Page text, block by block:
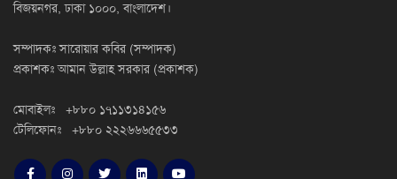
বিজয়নগর, ঢাকা ১০০০, বাংলাদেশ।
সম্পাদকঃ সারোয়ার কবির (সম্পাদক)
প্রকাশকঃ আমান উল্লাহ সরকার (প্রকাশক)
মোবাইলঃ +৮৮০ ১৭১১৩১৪১৫৬
টেলিফোনঃ +৮৮০ ২২২৬৬৬৫৫৩৩